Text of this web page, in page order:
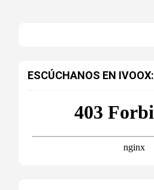
ESCÚCHANOS EN IVOOX: